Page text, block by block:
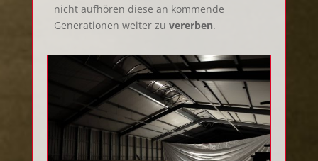
nicht aufhören diese an kommende
Generationen weiter zu vererben.